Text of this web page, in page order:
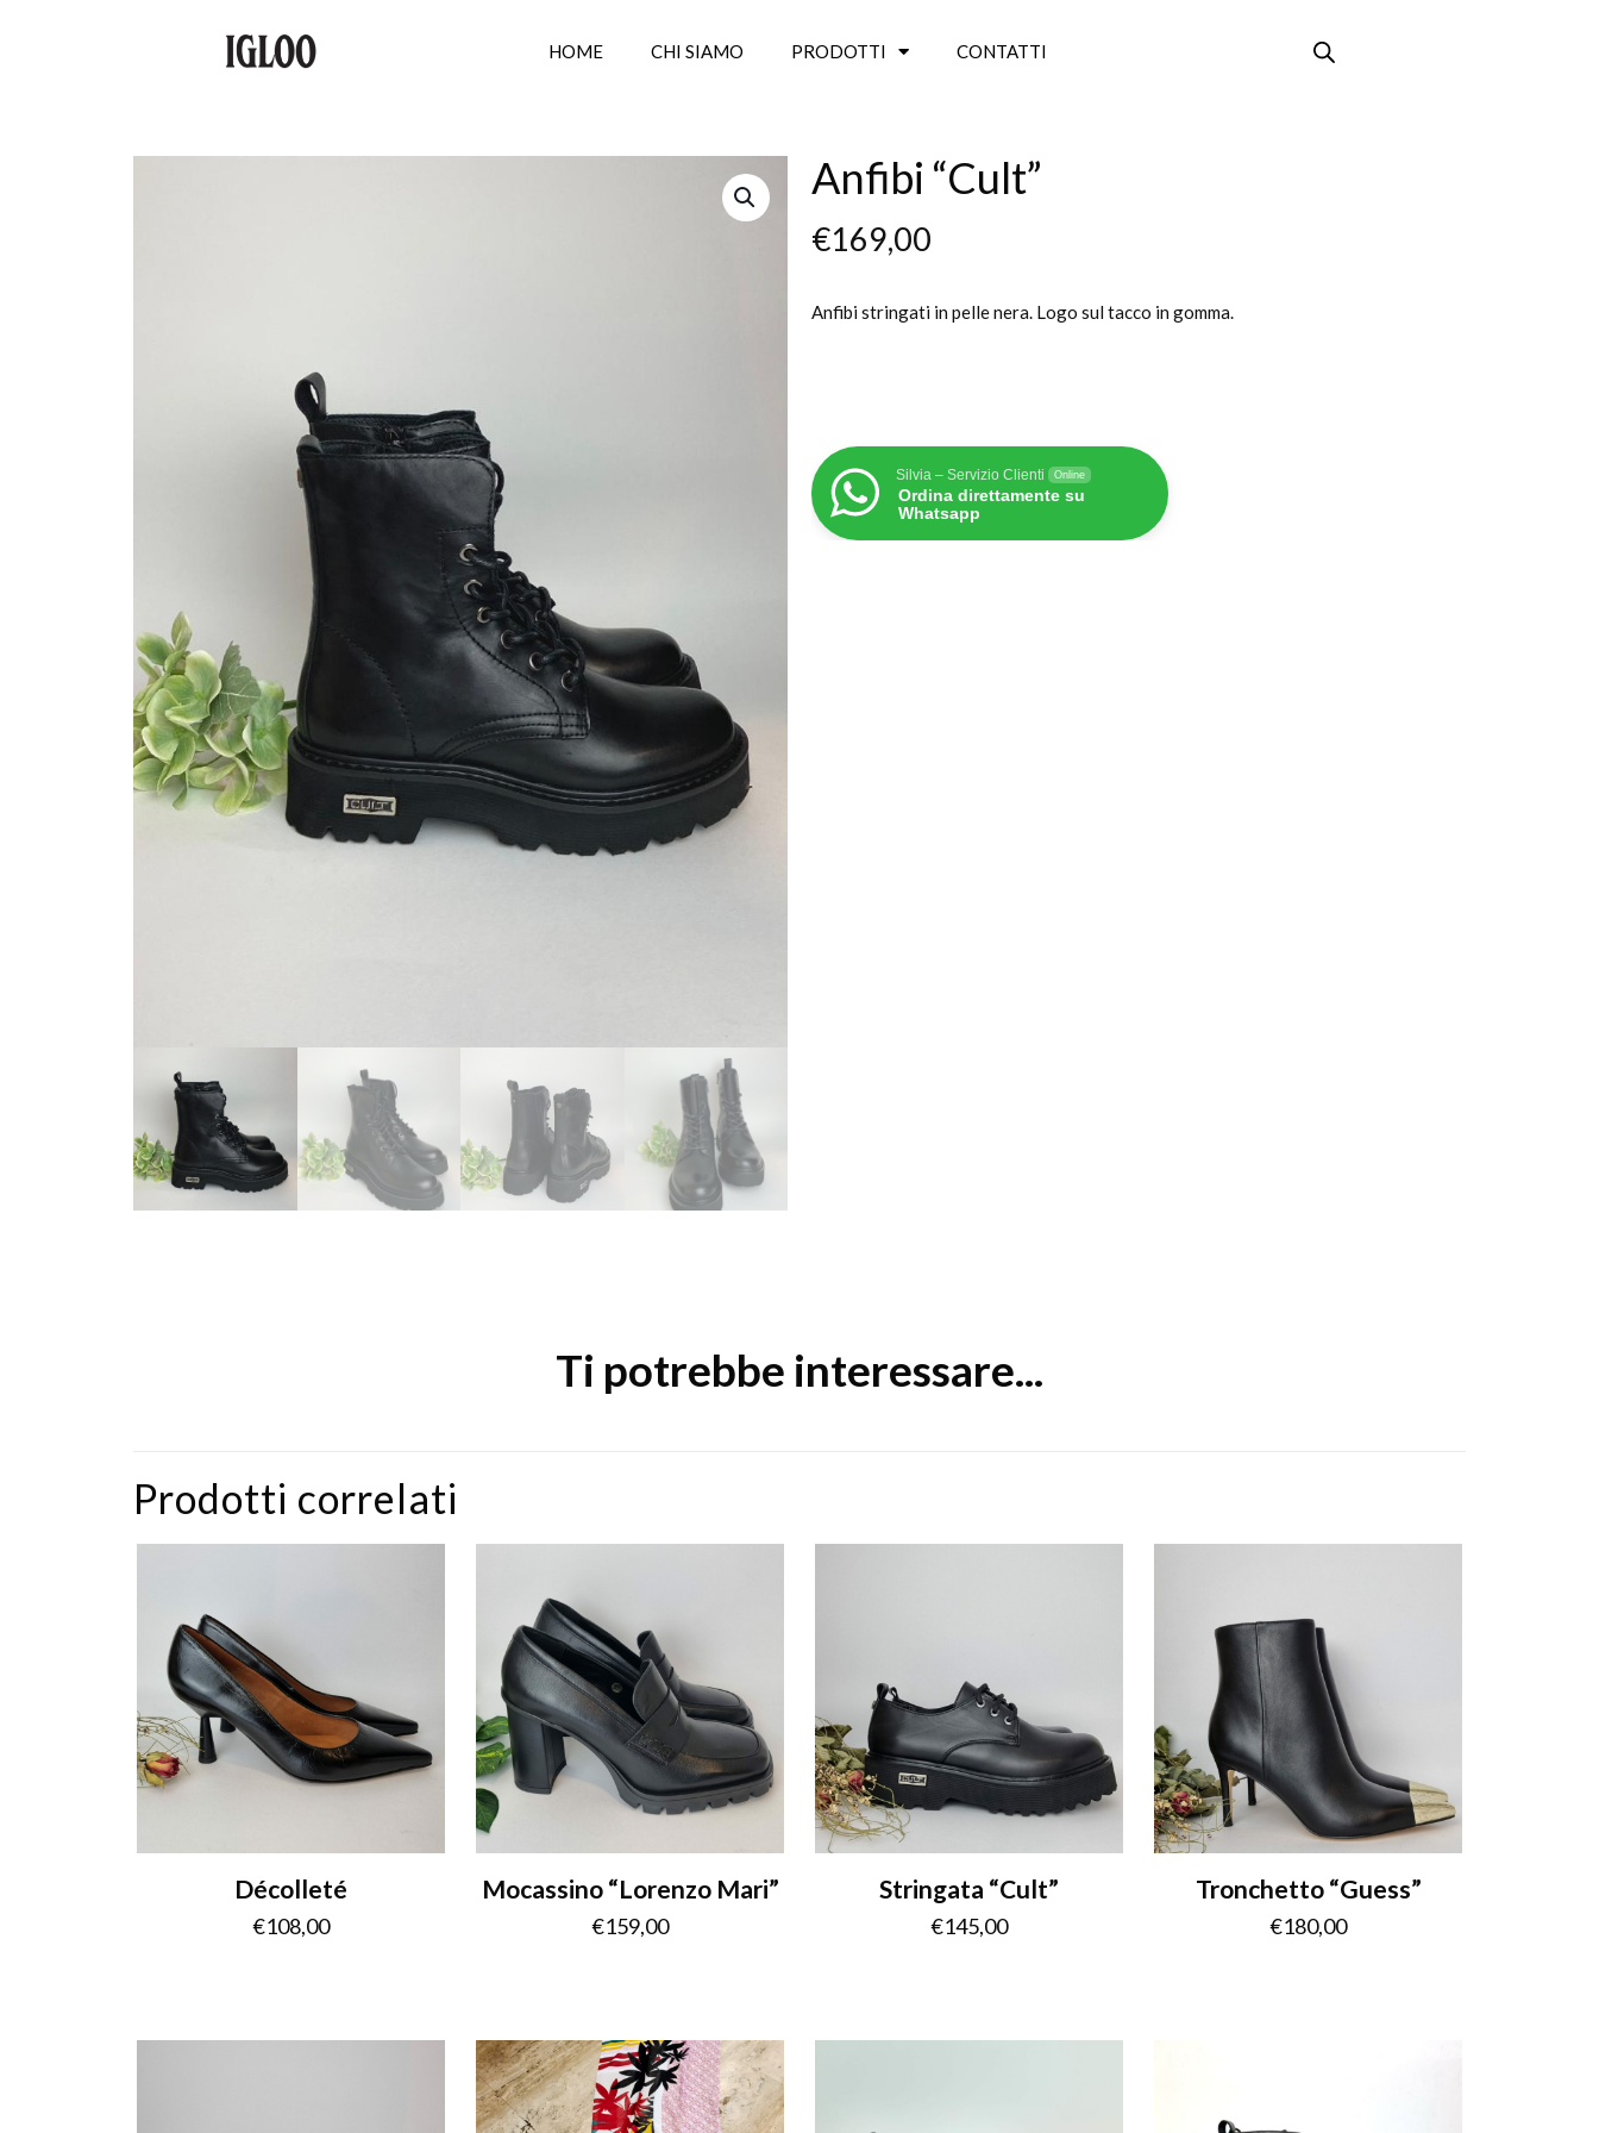
HOME CHI SIAMO PRODOTTI CONTATTI
Anfibi “Cult”
€169,00
Anfibi stringati in pelle nera. Logo sul tacco in gomma.
Silvia – Servizio Clienti Online
Ordina direttamente su
Whatsapp
Ti potrebbe interessare...
Prodotti correlati
Décolleté
€108,00
Mocassino “Lorenzo Mari”
€159,00
Stringata “Cult”
€145,00
Tronchetto “Guess”
€180,00